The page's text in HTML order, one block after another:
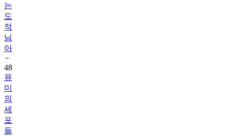
는
도
적
님
아
48
유
미
의
세
포
들